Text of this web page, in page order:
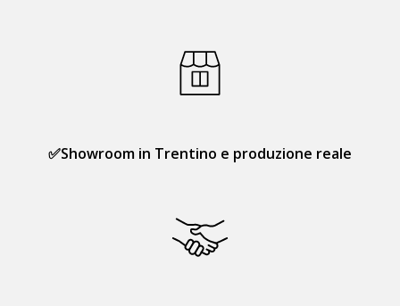
✅Showroom in Trentino e produzione reale